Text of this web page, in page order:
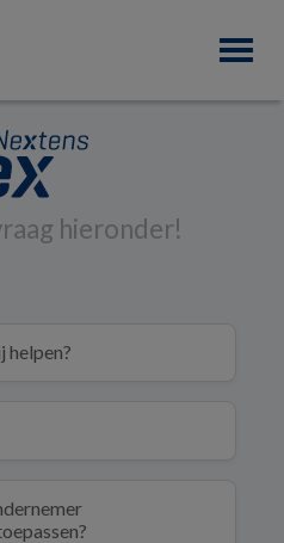
hieronder!
helpen?